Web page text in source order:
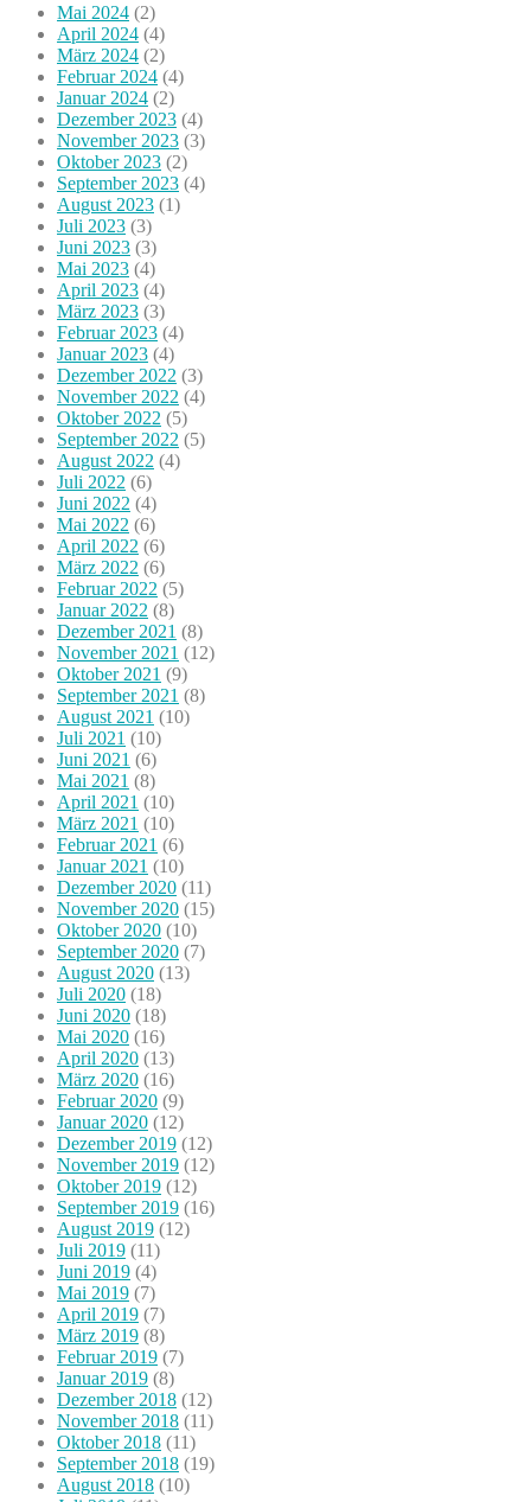
Mai 2024 (2)
April 2024 (4)
März 2024 (2)
Februar 2024 (4)
Januar 2024 (2)
Dezember 2023 (4)
November 2023 (3)
Oktober 2023 (2)
September 2023 (4)
August 2023 (1)
Juli 2023 (3)
Juni 2023 (3)
Mai 2023 (4)
April 2023 (4)
März 2023 (3)
Februar 2023 (4)
Januar 2023 (4)
Dezember 2022 (3)
November 2022 (4)
Oktober 2022 (5)
September 2022 (5)
August 2022 (4)
Juli 2022 (6)
Juni 2022 (4)
Mai 2022 (6)
April 2022 (6)
März 2022 (6)
Februar 2022 (5)
Januar 2022 (8)
Dezember 2021 (8)
November 2021 (12)
Oktober 2021 (9)
September 2021 (8)
August 2021 (10)
Juli 2021 (10)
Juni 2021 (6)
Mai 2021 (8)
April 2021 (10)
März 2021 (10)
Februar 2021 (6)
Januar 2021 (10)
Dezember 2020 (11)
November 2020 (15)
Oktober 2020 (10)
September 2020 (7)
August 2020 (13)
Juli 2020 (18)
Juni 2020 (18)
Mai 2020 (16)
April 2020 (13)
März 2020 (16)
Februar 2020 (9)
Januar 2020 (12)
Dezember 2019 (12)
November 2019 (12)
Oktober 2019 (12)
September 2019 (16)
August 2019 (12)
Juli 2019 (11)
Juni 2019 (4)
Mai 2019 (7)
April 2019 (7)
März 2019 (8)
Februar 2019 (7)
Januar 2019 (8)
Dezember 2018 (12)
November 2018 (11)
Oktober 2018 (11)
September 2018 (19)
August 2018 (10)